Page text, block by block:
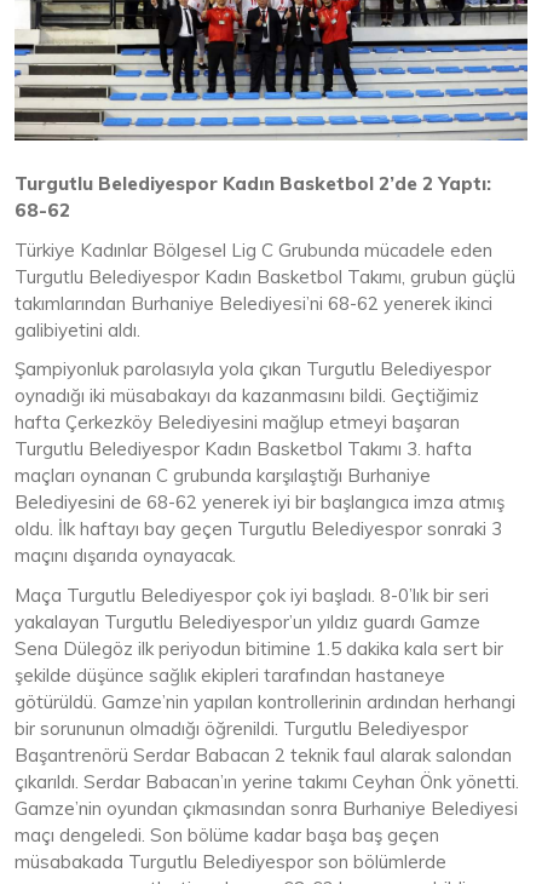
Turgutlu Belediyespor Kadın Basketbol 2’de 2 Yaptı:
68-62
Türkiye Kadınlar Bölgesel Lig C Grubunda mücadele eden
Turgutlu Belediyespor Kadın Basketbol Takımı, grubun güçlü
takımlarından Burhaniye Belediyesi’ni 68-62 yenerek ikinci
galibiyetini aldı.
Şampiyonluk parolasıyla yola çıkan Turgutlu Belediyespor
oynadığı iki müsabakayı da kazanmasını bildi. Geçtiğimiz
hafta Çerkezköy Belediyesini mağlup etmeyi başaran
Turgutlu Belediyespor Kadın Basketbol Takımı 3. hafta
maçları oynanan C grubunda karşılaştığı Burhaniye
Belediyesini de 68-62 yenerek iyi bir başlangıca imza atmış
oldu. İlk haftayı bay geçen Turgutlu Belediyespor sonraki 3
maçını dışarıda oynayacak.
Maça Turgutlu Belediyespor çok iyi başladı. 8-0’lık bir seri
yakalayan Turgutlu Belediyespor’un yıldız guardı Gamze
Sena Dülegöz ilk periyodun bitimine 1.5 dakika kala sert bir
şekilde düşünce sağlık ekipleri tarafından hastaneye
götürüldü. Gamze’nin yapılan kontrollerinin ardından herhangi
bir sorununun olmadığı öğrenildi. Turgutlu Belediyespor
Başantrenörü Serdar Babacan 2 teknik faul alarak salondan
çıkarıldı. Serdar Babacan’ın yerine takımı Ceyhan Önk yönetti.
Gamze’nin oyundan çıkmasından sonra Burhaniye Belediyesi
maçı dengeledi. Son bölüme kadar başa baş geçen
müsabakada Turgutlu Belediyespor son bölümlerde